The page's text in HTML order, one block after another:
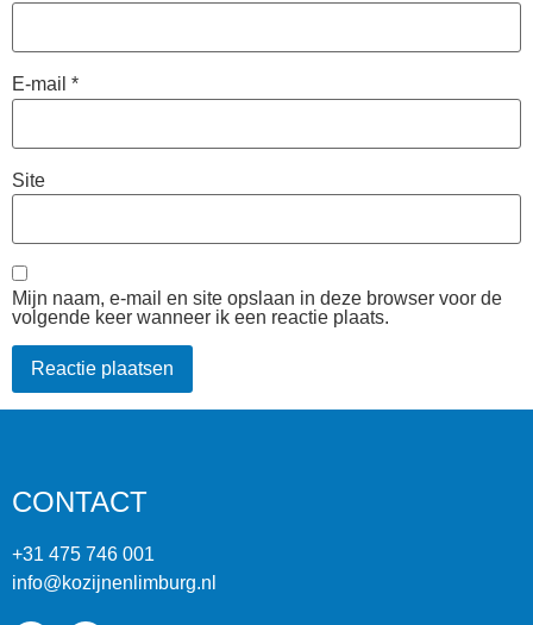
E-mail *
Site
Mijn naam, e-mail en site opslaan in deze browser voor de
volgende keer wanneer ik een reactie plaats.
CONTACT
+31 475 746 001
info@kozijnenlimburg.nl